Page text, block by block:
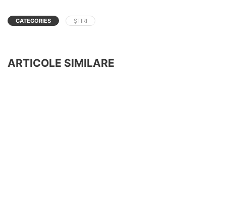
CATEGORIES ȘTIRI
ARTICOLE SIMILARE